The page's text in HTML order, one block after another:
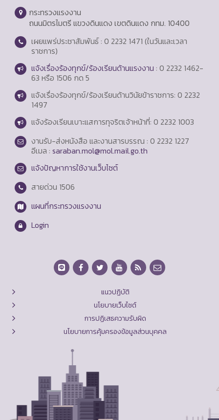
กระทรวงแรงงาน
ถนนมิตรไมตรี แขวงดินแดง เขตดินแดง กทม. 10400
เผยแพร่ประชาสัมพันธ์ : 0 2232 1471 (ในวันและเวลา
ราชการ)
แจ้งเรื่องร้องทุกข์/ร้องเรียนด้านแรงงาน : 0 2232 1462-
63 หรือ 1506 กด 5
แจ้งเรื่องร้องทุกข์/ร้องเรียนด้านวินัยข้าราชการ: 0 2232
1497
แจ้งร้องเรียนเบาะแสการทุจริตเจ้าหน้าที่: 0 2232 1003
งานรับ-ส่งหนังสือ และงานสารบรรณ : 0 2232 1227
อีเมล : saraban.mol@mol.mail.go.th
แจ้งปัญหาการใช้งานเว็บไซต์
สายด่วน 1506
แผนที่กระทรวงแรงงาน
Login
แนวปฏิบัติ
นโยบายเว็บไซต์
การปฏิเสธความรับผิด
นโยบายการคุ้มครองข้อมูลส่วนบุคคล